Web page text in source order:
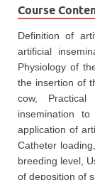
Course
Definition of
artificial
Physiology of
the insertion of
cow,
insemination
application of
Catheter
breeding level,
of deposition of